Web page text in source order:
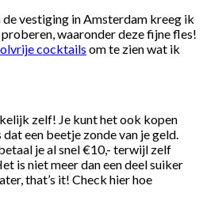
vestiging in Amsterdam kreeg ik
waaronder deze fijne fles!
cocktails om te zien wat ik
zelf! Je kunt het ook kopen
een beetje zonde van je geld.
je al snel €10,- terwijl zelf
is niet meer dan een deel suiker
that’s it! Check hier hoe